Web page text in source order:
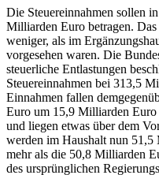
vom 30. Mai bis 3. Juni
vergangenen Wochen hatte
separat beraten und erste
Bereinigungssitzung nahm
an der Vorlage vor. Der
der Mehrheit der
Grünen und FDP gegen die
CDU/CSU, AfD und Die
Dokumente